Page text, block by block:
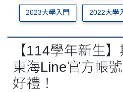
2023大學入門 2022大學
【114學年新生
東海Line官方帳
好禮！